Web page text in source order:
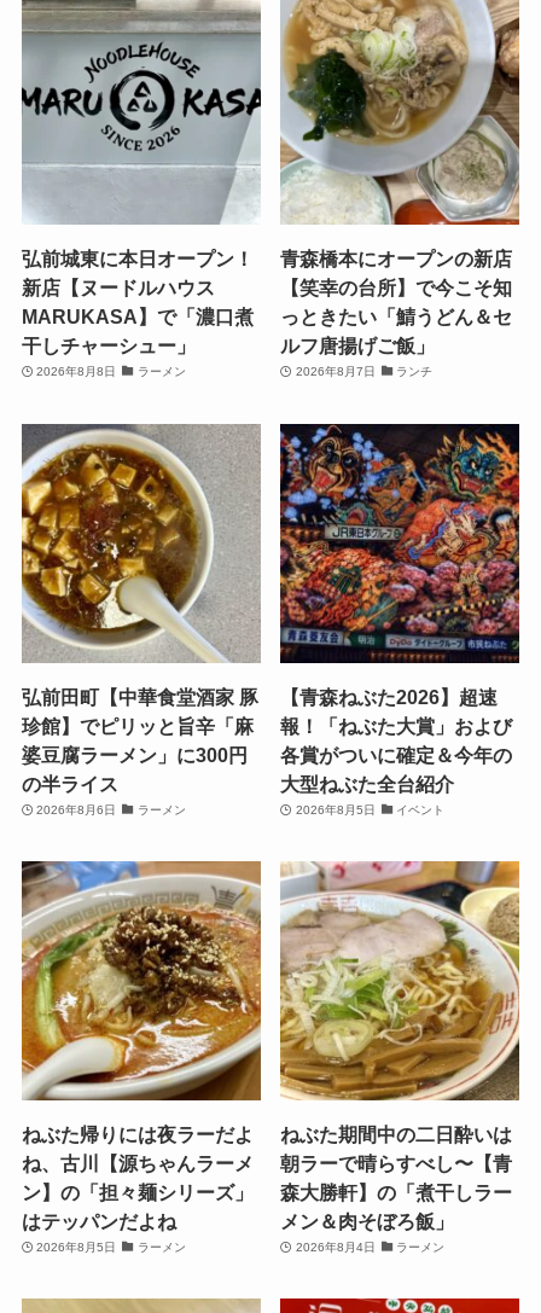
弘前城東に本日オープン！
新店【ヌードルハウス
MARUKASA】で「濃口煮
干しチャーシュー」
2026年8月8日 ラーメン
青森橋本にオープンの新店
【笑幸の台所】で今こそ知
っときたい「鯖うどん＆セ
ルフ唐揚げご飯」
2026年8月7日 ランチ
弘前田町【中華食堂酒家 豚
珍館】でピリッと旨辛「麻
婆豆腐ラーメン」に300円
の半ライス
2026年8月6日 ラーメン
【青森ねぶた2026】超速
報！「ねぶた大賞」および
各賞がついに確定＆今年の
大型ねぶた全台紹介
2026年8月5日 イベント
ねぶた帰りには夜ラーだよ
ね、古川【源ちゃんラーメ
ン】の「担々麺シリーズ」
はテッパンだよね
2026年8月5日 ラーメン
ねぶた期間中の二日酔いは
朝ラーで晴らすべし〜【青
森大勝軒】の「煮干しラー
メン＆肉そぼろ飯」
2026年8月4日 ラーメン